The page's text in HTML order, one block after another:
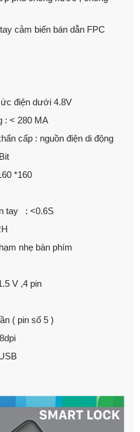
cảm biến bán dẫn FPC
điện dưới 4.8V
: < 280 MA
cấp : nguồn điện di động
*160
tay : <0.6S
nhẹ bàn phím
V ,4 pin
( pin số 5 )